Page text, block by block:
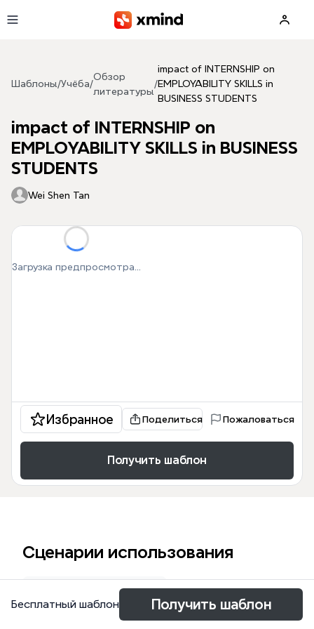
Шаблоны /Учёба/
Обзор
литературы
/
impact of INTERNSHIP on
EMPLOYABILITY SKILLS in
BUSINESS STUDENTS
impact of INTERNSHIP on
EMPLOYABILITY SKILLS in BUSINESS
STUDENTS
Wei Shen Tan
Загрузка предпросмотра...
Избранное Поделиться Пожаловаться
Получить шаблон
Сценарии использования
Обзор литературы
Бесплатный шаблон Получить шаблон